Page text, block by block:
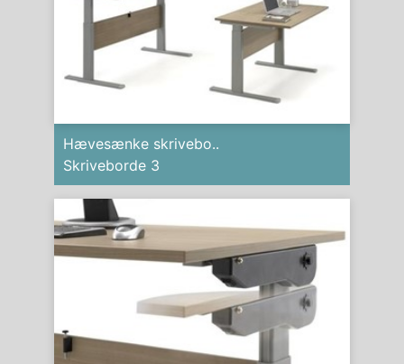
Hævesænke skrivebo..
Skriveborde 3